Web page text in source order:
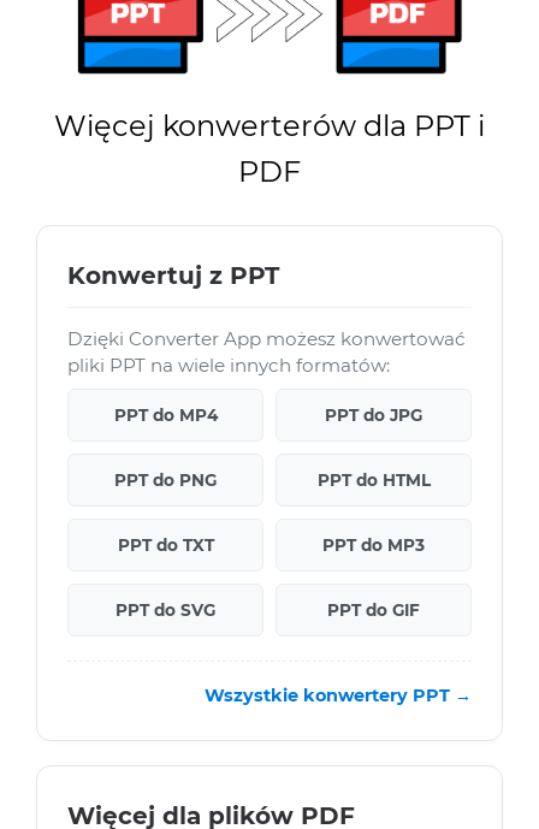
Więcej konwerterów dla PPT i
PDF
Konwertuj z PPT
Dzięki Converter App możesz konwertować
pliki PPT na wiele innych formatów:
PPT do MP4 PPT do JPG
PPT do PNG PPT do HTML
PPT do TXT PPT do MP3
PPT do SVG PPT do GIF
Wszystkie konwertery PPT →
Więcej dla plików PDF